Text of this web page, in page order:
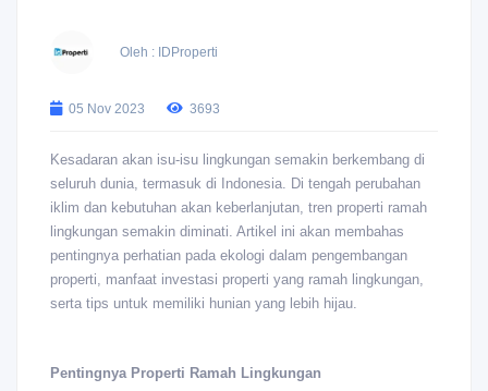
Oleh : IDProperti
05 Nov 2023 3693
Kesadaran akan isu-isu lingkungan semakin berkembang di
seluruh dunia, termasuk di Indonesia. Di tengah perubahan
iklim dan kebutuhan akan keberlanjutan, tren properti ramah
lingkungan semakin diminati. Artikel ini akan membahas
pentingnya perhatian pada ekologi dalam pengembangan
properti, manfaat investasi properti yang ramah lingkungan,
serta tips untuk memiliki hunian yang lebih hijau.
Pentingnya Properti Ramah Lingkungan